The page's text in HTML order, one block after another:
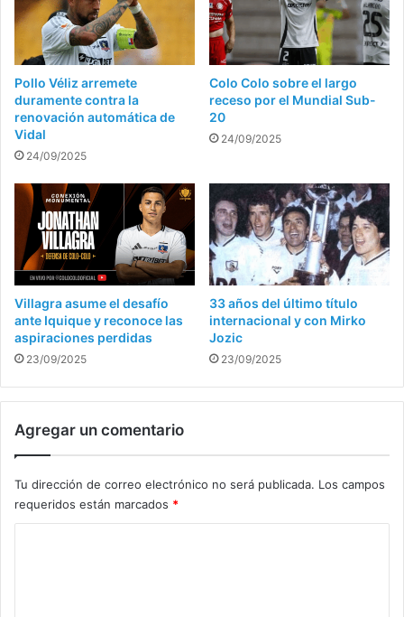
Pollo Véliz arremete
duramente contra la
renovación automática de
Vidal
24/09/2025
Colo Colo sobre el largo
receso por el Mundial Sub-
20
24/09/2025
Villagra asume el desafío
ante Iquique y reconoce las
aspiraciones perdidas
23/09/2025
33 años del último título
internacional y con Mirko
Jozic
23/09/2025
Agregar un comentario
Tu dirección de correo electrónico no será publicada. Los campos
requeridos están marcados *